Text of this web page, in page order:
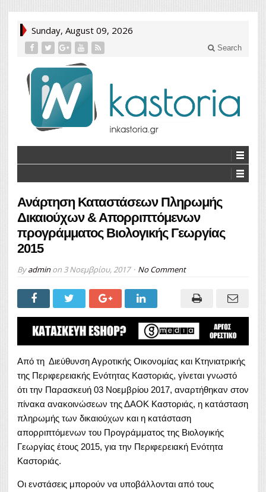
Sunday, August 09, 2026
Search
Ανάρτηση Καταστάσεων Πληρωμής
Δικαιούχων & Απορριπτόμενων
προγράμματος Βιολογικής Γεωργίας
2015
Byadminon 3 Νοεμβρίου, 2017 No Comment
Από τη Διεύθυνση Αγροτικής Οικονομίας και Κτηνιατρικής
της Περιφερειακής Ενότητας Καστοριάς, γίνεται γνωστό
ότι την Παρασκευή 03 Νοεμβρίου 2017, αναρτήθηκαν στον
πίνακα ανακοινώσεων της ΔΑΟΚ Καστοριάς, η κατάσταση
πληρωμής των δικαιούχων και η κατάσταση
απορριπτόμενων του Προγράμματος της Βιολογικής
Γεωργίας έτους 2015, για την Περιφερειακή Ενότητα
Καστοριάς.
Οι ενστάσεις μπορούν να υποβάλλονται από τους